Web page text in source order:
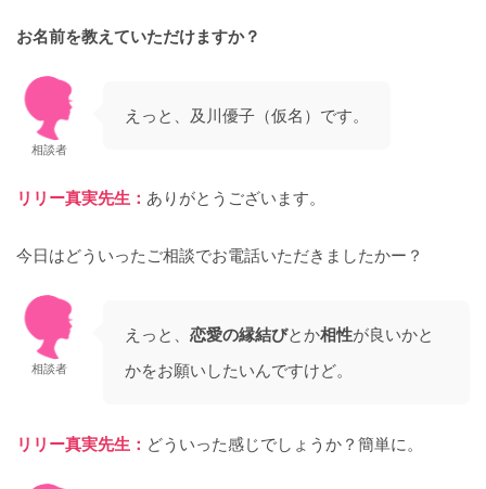
お名前を教えていただけますか？
相談者
えっと、及川優子（仮名）です。
リリー真実先生： ありがとうございます。
今日はどういったご相談でお電話いただきましたかー？
相談者
えっと、 恋愛の縁結びとか相性が良いかと
かをお願いしたいんですけど。
リリー真実先生： どういった感じでしょうか？簡単に。